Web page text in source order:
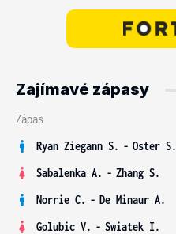
Zajímavé zápasy
Zápas
Ryan Ziegann S. - Oster S.
Sabalenka A. - Zhang S.
Norrie C. - De Minaur A.
Golubic V. - Swiatek I.